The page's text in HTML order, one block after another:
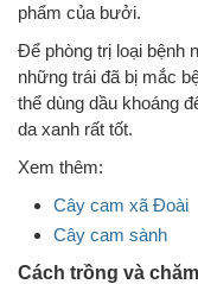
phẩm của bưởi.
Để phòng trị loại bệnh
những trái đã bị mắc
thể dùng dầu khoáng
da xanh rất tốt.
Xem thêm:
Cây cam xã Đoài
Cây cam sành
Cách trồng và